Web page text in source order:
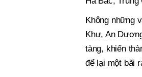
Không những
Khư, An
tàng, khiến
để lại một bãi